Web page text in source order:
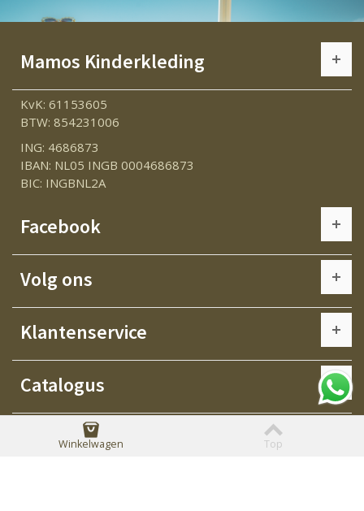
Mamos Kinderkleding
KvK: 61153605
BTW: 854231006
ING: 4686873
IBAN: NL05 INGB 0004686873
BIC: INGBNL2A
Facebook
Volg ons
Klantenservice
Catalogus
Informatie
Winkelwagen Top